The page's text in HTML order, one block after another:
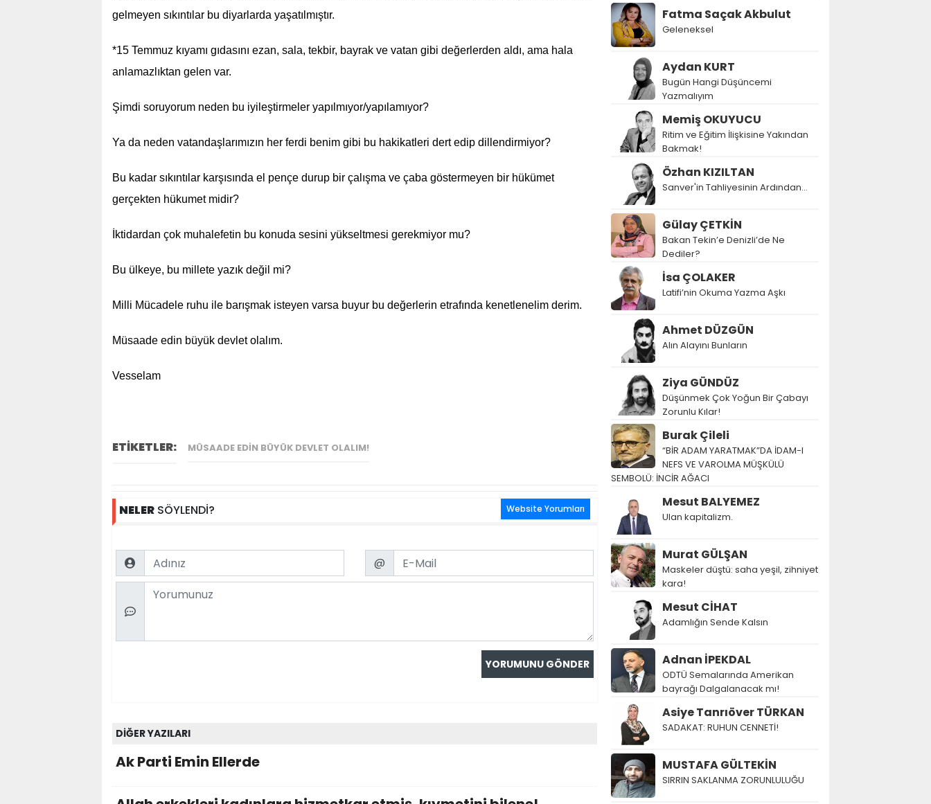
gelmeyen sıkıntılar bu diyarlarda yaşatılmıştır.
*15 Temmuz kıyamı gıdasını ezan, sala, tekbir, bayrak ve vatan gibi değerlerden aldı, ama hala
anlamazlıktan gelen var.
Şimdi soruyorum neden bu iyileştirmeler yapılmıyor/yapılamıyor?
Ya da neden vatandaşlarımızın her ferdi benim gibi bu hakikatleri dert edip dillendirmiyor?
Bu kadar sıkıntılar karşısında el pençe durup bir çalışma ve çaba göstermeyen bir hükümet
gerçekten hükumet midir?
İktidardan çok muhalefetin bu konuda sesini yükseltmesi gerekmiyor mu?
Bu ülkeye, bu millete yazık değil mi?
Milli Mücadele ruhu ile barışmak isteyen varsa buyur bu değerlerin etrafında kenetlenelim derim.
Müsaade edin büyük devlet olalım.
Vesselam
ETİKETLER: MÜSAADE EDIN BÜYÜK DEVLET OLALIM!
NELER SÖYLENDİ? Website Yorumları
Name Email
@
Comment
DİĞER YAZILARI
Ak Parti Emin Ellerde
Fatma Saçak Akbulut
Geleneksel
Aydan KURT
Bugün Hangi Düşüncemi
Yazmalıyım
Memiş OKUYUCU
Ritim ve Eğitim İlişkisine Yakından
Bakmak!
Özhan KIZILTAN
Sanver'in Tahliyesinin Ardından…
Gülay ÇETKİN
Bakan Tekin’e Denizli’de Ne
Dediler?
İsa ÇOLAKER
Latifi’nin Okuma Yazma Aşkı
Ahmet DÜZGÜN
Alın Alayını Bunların
Ziya GÜNDÜZ
Düşünmek Çok Yoğun Bir Çabayı
Zorunlu Kılar!
Burak Çileli
“BİR ADAM YARATMAK”DA İDAM-I
NEFS VE VAROLMA MÜŞKÜLÜ
SEMBOLÜ: İNCİR AĞACI
Mesut BALYEMEZ
Ulan kapitalizm.
Murat GÜLŞAN
Maskeler düştü: saha yeşil, zihniyet
kara!
Mesut CİHAT
Adamlığın Sende Kalsın
Adnan İPEKDAL
ODTÜ Semalarında Amerikan
bayrağı Dalgalanacak mı!
Asiye Tanrıöver TÜRKAN
SADAKAT: RUHUN CENNETİ!
MUSTAFA GÜLTEKİN
SIRRIN SAKLANMA ZORUNLULUĞU